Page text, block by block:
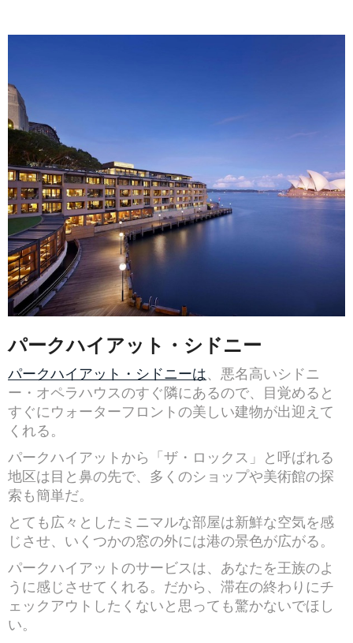
パークハイアット・シドニー
パークハイアット・シドニーは 、悪名高いシドニ
ー・オペラハウスのすぐ隣にあるので、目覚めると
すぐにウォーターフロントの美しい建物が出迎えて
くれる。
パークハイアットから「ザ・ロックス」と呼ばれる
地区は目と鼻の先で、多くのショップや美術館の探
索も簡単だ。
とても広々としたミニマルな部屋は新鮮な空気を感
じさせ、いくつかの窓の外には港の景色が広がる。
パークハイアットのサービスは、あなたを王族のよ
うに感じさせてくれる。だから、滞在の終わりにチ
ェックアウトしたくないと思っても驚かないでほし
い。